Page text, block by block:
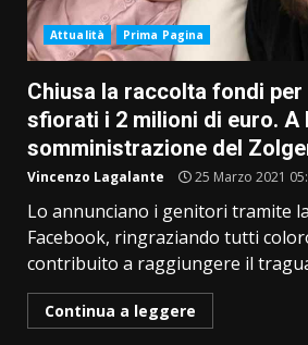
Attualità Prima Pagina
Chiusa la raccolta fondi per
sfiorati i 2 milioni di euro. A
somministrazione del
Vincenzo Lagalante 25 Marzo 2021
Lo annunciano i genitori tramite
Facebook, ringraziando tutti
contribuito a raggiungere il
Continua a leggere